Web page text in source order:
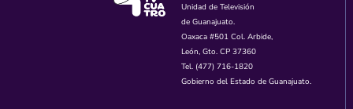
Unidad de Televisión
de Guanajuato.
Oaxaca #501 Col. Arbide,
León, Gto. CP 37360
Tel. (477) 716-1820
Gobierno del Estado de Guanajuato.